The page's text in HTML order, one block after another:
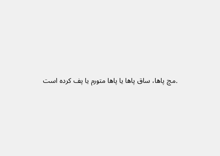
مچ پاها، ساق پاها یا پاها متورم یا پف کرده است.